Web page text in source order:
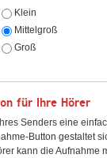
Klein
Mittelgroß
Groß
für Ihre Hörer
Senders eine
Button gestaltet
kann die Aufnahme